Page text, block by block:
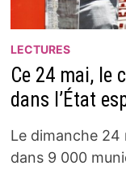
LECTURES
Ce 24 mai, le
dans l’État
Le dimanche 24
dans 9 000